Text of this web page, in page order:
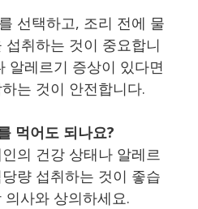
선택하고, 조리 전에 물
취하는 것이 중요합니
알레르기 증상이 있다면
는 것이 안전합니다.
먹어도 되나요?
의 건강 상태나 알레르
량 섭취하는 것이 좋습
사와 상의하세요.